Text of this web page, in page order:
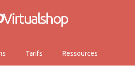
Virtualshop
Tarifs Ressources